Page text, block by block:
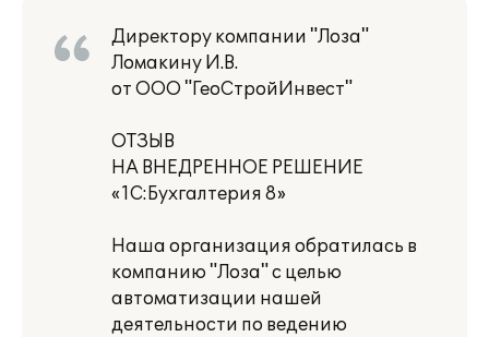
Директору компании "Лоза"
Ломакину И.В.
от ООО "ГеоСтройИнвест"
ОТЗЫВ
НА ВНЕДРЕННОЕ РЕШЕНИЕ
«1С:Бухгалтерия 8»
Наша организация обратилась в
компанию "Лоза" с целью
автоматизации нашей
деятельности по ведению